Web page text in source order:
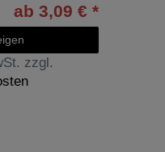
ab 3,09 € *
zzgl.